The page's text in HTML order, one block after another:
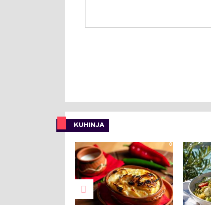
KUHINJA
0